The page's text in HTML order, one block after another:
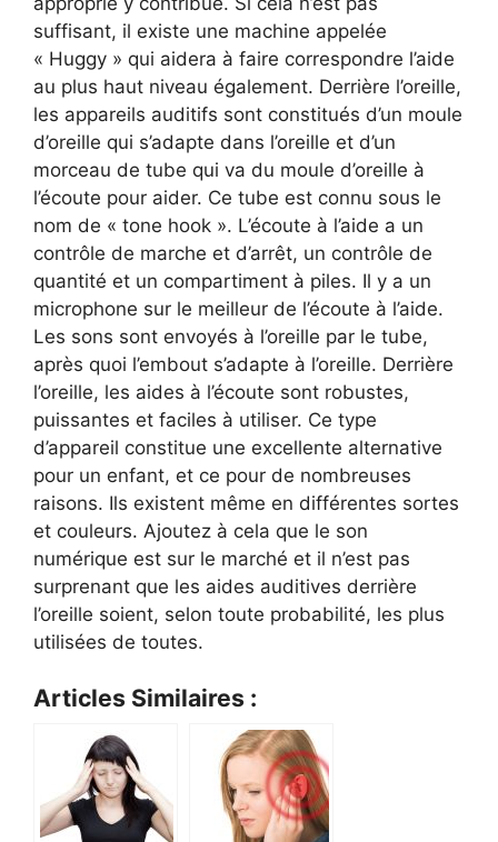
suffisant, il existe une machine appelée
« Huggy » qui aidera à faire correspondre l’aide
au plus haut niveau également. Derrière l’oreille,
les appareils auditifs sont constitués d’un moule
d’oreille qui s’adapte dans l’oreille et d’un
morceau de tube qui va du moule d’oreille à
l’écoute pour aider. Ce tube est connu sous le
nom de « tone hook ». L’écoute à l’aide a un
contrôle de marche et d’arrêt, un contrôle de
quantité et un compartiment à piles. Il y a un
microphone sur le meilleur de l’écoute à l’aide.
Les sons sont envoyés à l’oreille par le tube,
après quoi l’embout s’adapte à l’oreille. Derrière
l’oreille, les aides à l’écoute sont robustes,
puissantes et faciles à utiliser. Ce type
d’appareil constitue une excellente alternative
pour un enfant, et ce pour de nombreuses
raisons. Ils existent même en différentes sortes
et couleurs. Ajoutez à cela que le son
numérique est sur le marché et il n’est pas
surprenant que les aides auditives derrière
l’oreille soient, selon toute probabilité, les plus
utilisées de toutes.
Articles Similaires :